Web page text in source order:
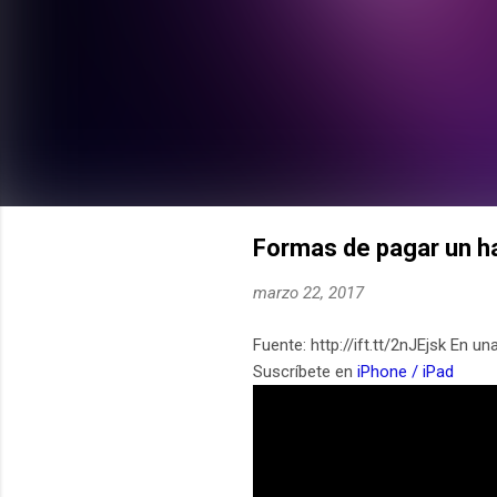
Formas de pagar un
marzo 22, 2017
Fuente: http://ift.tt/2nJEjsk En
Suscríbete en iPhone / iPad